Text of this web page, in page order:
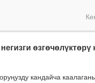
өзгөчөлүктөрү
кандайча